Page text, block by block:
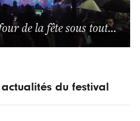
Kleg, carrefour de la fête sous toutes ses formes
du festival